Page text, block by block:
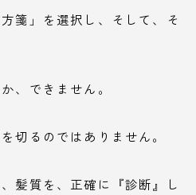
箋」を選択し、そして、そ
、できません。
切るのではありません。
髪質を、正確に『診断』し